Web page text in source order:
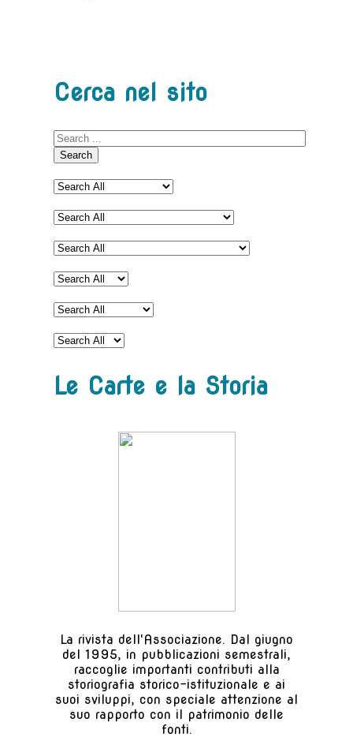
Cerca nel sito
Search
Le Carte e la Storia
La rivista dell'Associazione. Dal giugno
del 1995, in pubblicazioni semestrali,
raccoglie importanti contributi alla
storiografia storico-istituzionale e ai
suoi sviluppi, con speciale attenzione al
suo rapporto con il patrimonio delle
fonti.